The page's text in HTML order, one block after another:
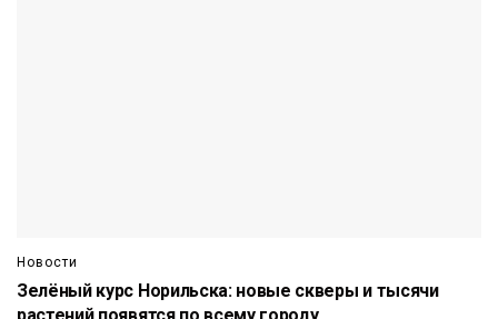
Новости
Зелёный курс Норильска: новые скверы и тысячи
растений появятся по всему городу